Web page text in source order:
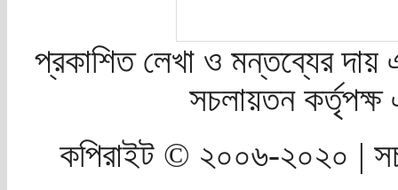
প্রকাশিত লেখা ও মন্তব্যের দায়
সচলায়তন
কপিরাইট © ২০০৬-২০২০ |